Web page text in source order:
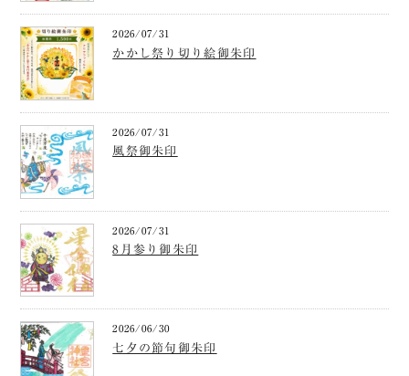
2026/07/31
かかし祭り切り絵御朱印
2026/07/31
風祭御朱印
2026/07/31
8月参り御朱印
2026/06/30
七夕の節句御朱印